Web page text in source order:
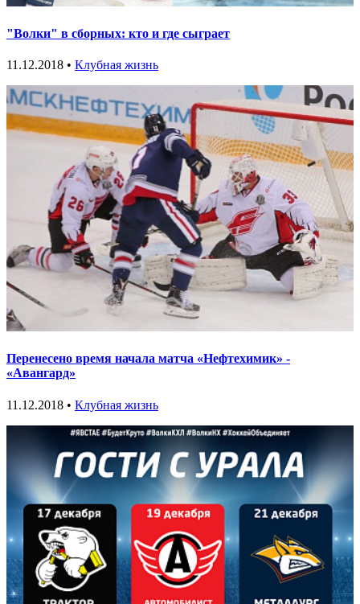
"Волки" в сборных: кто и где сыграет
11.12.2018 • Клубная жизнь
Перенесено время начала матча «Нефтехимик» -
«Авангард»
11.12.2018 • Клубная жизнь